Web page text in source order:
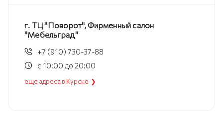
г. ТЦ "Поворот", Фирменный салон
"Мебельград"
+7 (910) 730-37-88
с 10:00 до 20:00
еще адреса в Курске ❯